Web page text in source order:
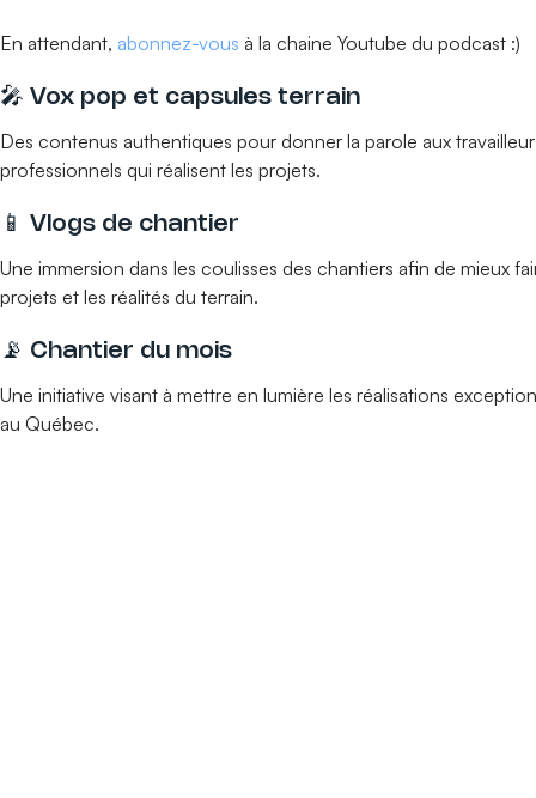
En attendant, abonnez-vous à la chaine Youtube du podcast :)
🎤 Vox pop et capsules terrain
Des contenus authentiques pour donner la parole aux
professionnels qui réalisent les projets.
📱 Vlogs de chantier
Une immersion dans les coulisses des chantiers afin de mieux
projets et les réalités du terrain.
📡 Chantier du mois
Une initiative visant à mettre en lumière les réalisations
au Québec.